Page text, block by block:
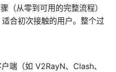
（从零到可用的完整流程）
合初次接触的用户。整个过
端（如 V2RayN、Clash、